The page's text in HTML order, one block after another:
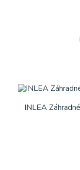
INLEA